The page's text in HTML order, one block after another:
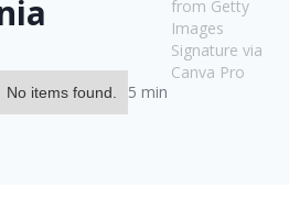
No items found. 5 min
from Getty
Images
Signature via
Canva Pro